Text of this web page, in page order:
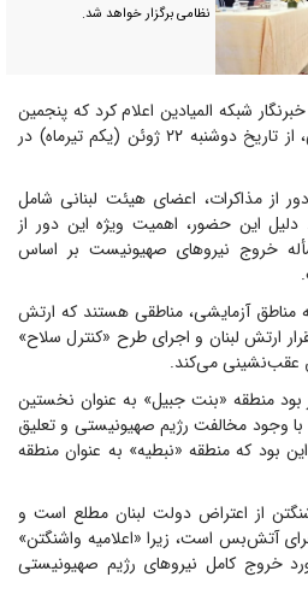
نظامی برگزار خواهد شد.
شبکه المیادین اعلام کرد که پنجمین
دور از مذاکرات با طرف اسرائیلی، از تاریخ دوشنبه ۲۲ ژوئن (یکم تیرماه) در
از مذاکرات، اعضای هیئت لبنانی شامل
دلیل این حضور، اهمیت ویژه این دور از
خروج نیروهای صهیونیست بر اساس
که مناطق آزمایشی، مناطقی هستند که ارتش
ارتش لبنان و اجرای طرح «کنترل سلاح»
عقب‌نشینی می‌کند.
بود منطقه «بنت جبیل» به عنوان نخستین
با وجود مخالفت رژیم صهیونیستی و تعلیق
بود که منطقه «نبطیه» به عنوان منطقه
از اعتراض دولت لبنان مطلع است و
آتش‌بس است، زیرا «اعلامیه واشنگتن»
خروج کامل نیروهای رژیم صهیونیستی